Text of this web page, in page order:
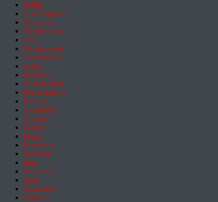
Politik
ZEITmagazin
Wirtschaft
Wochenmarkt
Geld
Wochenende
Gesellschaft
Arbeit
Feuilleton
Wissenschaft
Pol. Feuilleton
Bildung
Gesundheit
Campus
Familie
Digital
Entdecken
Mobilität
Sinn
Hamburg
Sport
Österreich
Schweiz